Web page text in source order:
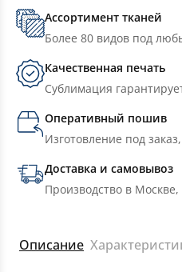
Ассортимент тканей
Более 80 видов под
Качественная печать
Сублимация
Оперативный пошив
Изготовление под
Доставка и самовывоз
Производство в
Описание